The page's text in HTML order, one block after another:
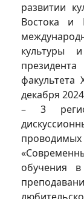
развитии
Востока и
культуры
факультета
декабря
– 3
проводимых
обучения